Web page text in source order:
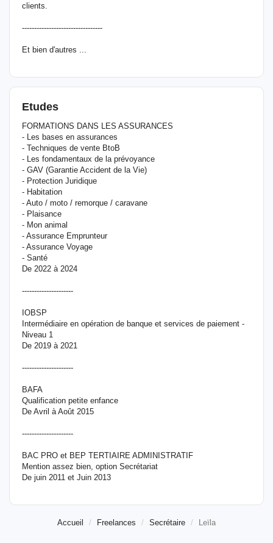
clients.
---------------------------------
Et bien d'autres ...
Etudes
FORMATIONS DANS LES ASSURANCES
- Les bases en assurances
- Techniques de vente BtoB
- Les fondamentaux de la prévoyance
- GAV (Garantie Accident de la Vie)
- Protection Juridique
- Habitation
- Auto / moto / remorque / caravane
- Plaisance
- Mon animal
- Assurance Emprunteur
- Assurance Voyage
- Santé
De 2022 à 2024
---------------------
IOBSP
Intermédiaire en opération de banque et services de paiement -
Niveau 1
De 2019 à 2021
---------------------
BAFA
Qualification petite enfance
De Avril à Août 2015
---------------------
BAC PRO et BEP TERTIAIRE ADMINISTRATIF
Mention assez bien, option Secrétariat
De juin 2011 et Juin 2013
Accueil Freelances Secrétaire Leïla